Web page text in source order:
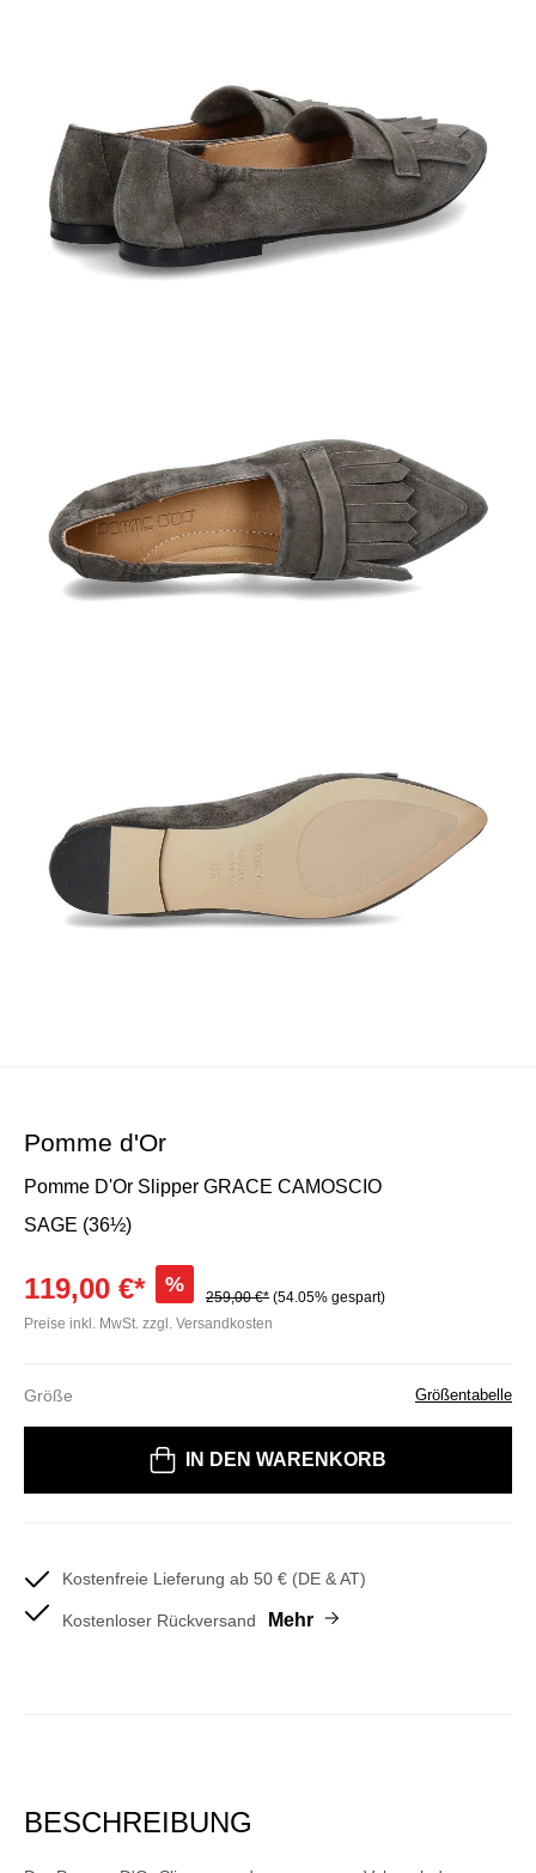
Pomme d'Or
Pomme D'Or Slipper GRACE CAMOSCIO
SAGE (36½)
119,00 €* %
259,00 €* (54.05% gespart)
Preise inkl. MwSt. zzgl. Versandkosten
Größe Größentabelle
IN DEN WARENKORB
Kostenfreie Lieferung ab 50 € (DE & AT)
Kostenloser Rückversand Mehr
BESCHREIBUNG